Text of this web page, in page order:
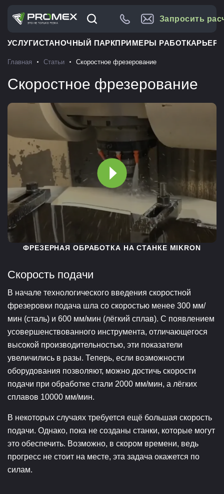
Запросить
УСЛУГИСТАНОЧНЫЙ ПАРКПРИМЕРЫ РАБОТКАРЬЕРА
Главная Статьи Скоростное фрезерование
Скоростное фрезерование
ФРЕЗЕРНАЯ ОБРАБОТКА НА СТАНКЕ MIKRON
Скорость подачи
В начале технологического введения скоростной
фрезеровки подача шла со скоростью менее 300 мм/
мин (сталь) и 600 мм/мин (лёгкий сплав). С появлением
усовершенствованного инструмента, отличающегося
высокой производительностью, эти показатели
увеличились в разы. Теперь, если возможности
оборудования позволяют, можно достичь скорости
подачи при обработке стали 2000 мм/мин, а лёгких
сплавов 10000 мм/мин.
В некоторых случаях требуется ещё большая скорость
подачи. Однако, пока не созданы станки, которые могут
это обеспечить. Возможно, в скором времени, ведь
прогресс не стоит на месте, эта задача окажется по
силам.